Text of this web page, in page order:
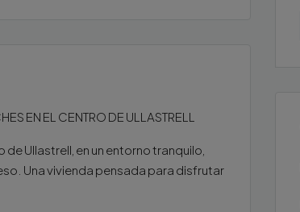
EN EL CENTRO DE ULLASTRELL
Ullastrell, en un entorno tranquilo,
Una vivienda pensada para disfrutar